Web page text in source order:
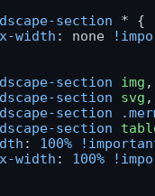
section * {
width : none
section
img ,
section
svg ,
section
section
: 100%
width : 100%